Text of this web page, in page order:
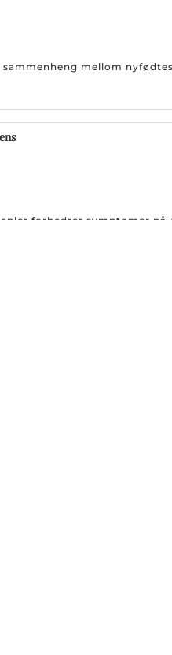
sammenheng mellom
forbedrer symptomer på